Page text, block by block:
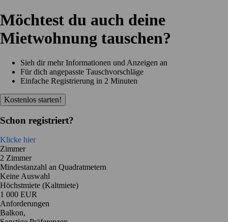
Möchtest du auch deine
Mietwohnung tauschen?
Sieh dir mehr Informationen und Anzeigen an
Für dich angepasste Tauschvorschläge
Einfache Registrierung in 2 Minuten
Kostenlos starten!
Schon registriert?
Klicke hier
Zimmer
2 Zimmer
Mindestanzahl an Quadratmetern
Keine Auswahl
Höchstmiete (Kaltmiete)
1 000 EUR
Anforderungen
Balkon,